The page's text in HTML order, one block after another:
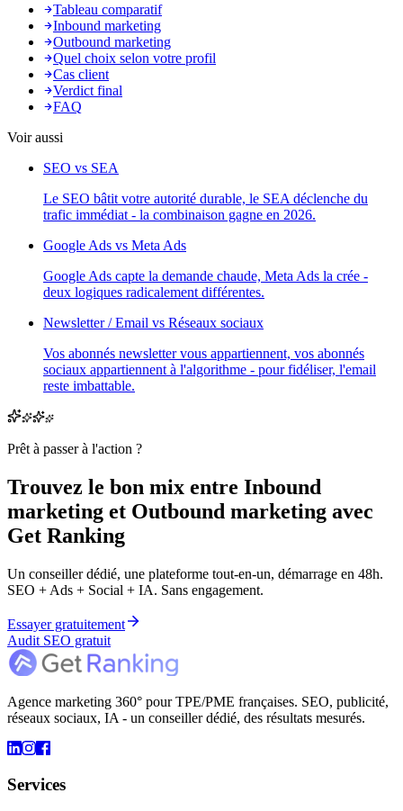
Tableau comparatif
Inbound marketing
Outbound marketing
Quel choix selon votre profil
Cas client
Verdict final
FAQ
Voir aussi
SEO vs SEA
Le SEO bâtit votre autorité durable, le SEA déclenche du
trafic immédiat - la combinaison gagne en 2026.
Google Ads vs Meta Ads
Google Ads capte la demande chaude, Meta Ads la crée -
deux logiques radicalement différentes.
Newsletter / Email vs Réseaux sociaux
Vos abonnés newsletter vous appartiennent, vos abonnés
sociaux appartiennent à l'algorithme - pour fidéliser, l'email
reste imbattable.
Prêt à passer à l'action ?
Trouvez le bon mix entre Inbound
marketing et Outbound marketing avec
Get Ranking
Un conseiller dédié, une plateforme tout-en-un, démarrage en 48h.
SEO + Ads + Social + IA. Sans engagement.
Essayer gratuitement
Audit SEO gratuit
Agence marketing 360° pour TPE/PME françaises. SEO, publicité,
réseaux sociaux, IA - un conseiller dédié, des résultats mesurés.
Services